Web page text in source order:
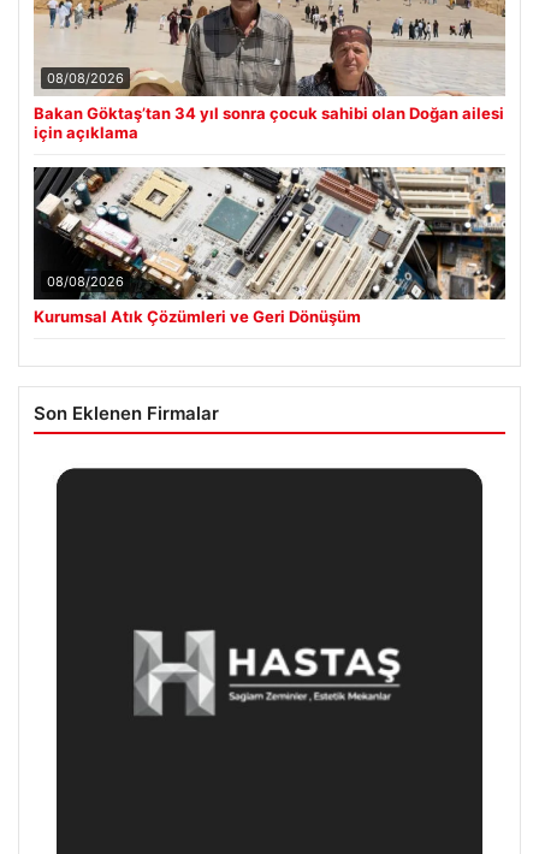
08/08/2026
Bakan Göktaş’tan 34 yıl sonra çocuk sahibi olan Doğan ailesi
için açıklama
08/08/2026
Kurumsal Atık Çözümleri ve Geri Dönüşüm
Son Eklenen Firmalar